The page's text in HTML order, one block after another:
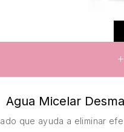
Agua Micelar
que ayuda a eliminar